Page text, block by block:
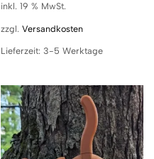
inkl. 19 % MwSt.
zzgl. Versandkosten
Lieferzeit: 3-5 Werktage